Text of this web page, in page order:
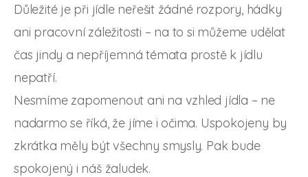
Důležité je při jídle neřešit žádné rozpory, hádky
ani pracovní záležitosti – na to si můžeme udělat
čas jindy a nepříjemná témata prostě k jídlu
nepatří.
Nesmíme zapomenout ani na vzhled jídla – ne
nadarmo se říká, že jíme i očima. Uspokojeny by
zkrátka měly být všechny smysly. Pak bude
spokojený i náš žaludek.